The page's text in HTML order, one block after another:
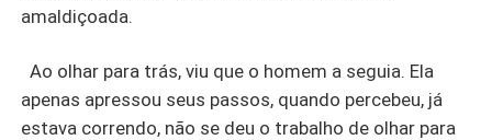
amaldiçoada.
Ao olhar para trás, viu que o homem a seguia. Ela
apenas apressou seus passos, quando percebeu, já
estava correndo, não se deu o trabalho de olhar para